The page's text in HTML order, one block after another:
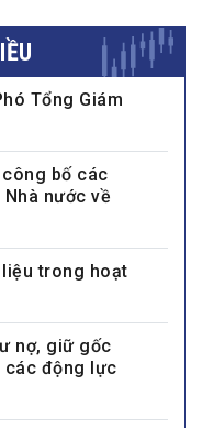
Tổng Giám
bố các
nước về
liệu trong hoạt
nợ, giữ gốc
các động lực